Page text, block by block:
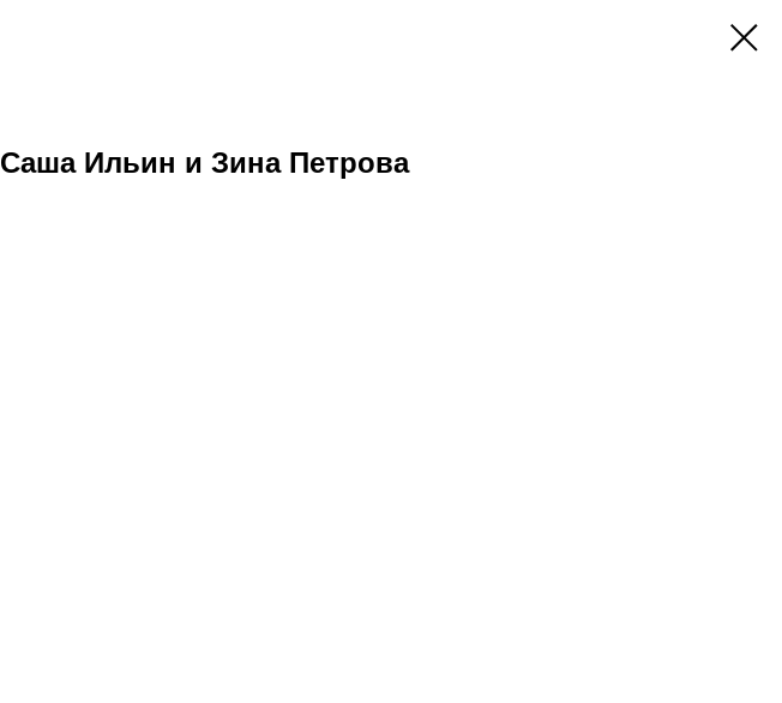
Саша Ильин и Зина Петрова